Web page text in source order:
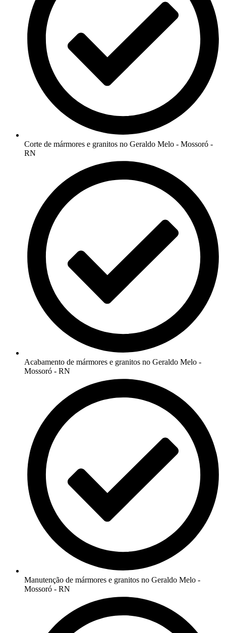
Corte de mármores e granitos no Geraldo Melo - Mossoró -
RN
Acabamento de mármores e granitos no Geraldo Melo -
Mossoró - RN
Manutenção de mármores e granitos no Geraldo Melo -
Mossoró - RN